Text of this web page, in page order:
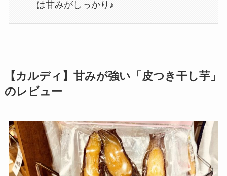
は甘みがしっかり♪
【カルディ】甘みが強い「皮つき干し芋」
のレビュー